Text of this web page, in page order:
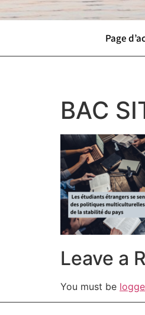
Page
BAC
Leave a
You must be